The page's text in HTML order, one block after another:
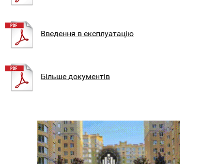
Введення в експлуатацію
Більше документів